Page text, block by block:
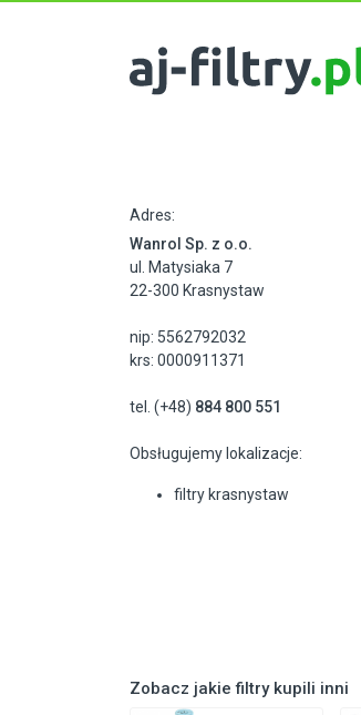
Adres:
Wanrol Sp. z o.o.
ul. Matysiaka 7
22-300 Krasnystaw
nip: 5562792032
krs: 0000911371
tel. (+48) 884 800 551
Obsługujemy lokalizacje:
filtry krasnystaw
Zobacz jakie filtry kupili inni